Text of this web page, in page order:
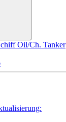
Oil/Ch. Tanker